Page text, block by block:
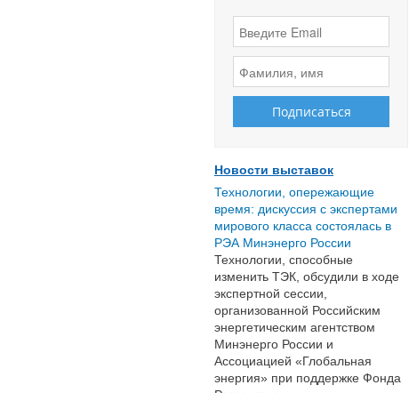
Новости выставок
Технологии, опережающие
время: дискуссия с экспертами
мирового класса состоялась в
РЭА Минэнерго России
Технологии, способные
изменить ТЭК, обсудили в ходе
экспертной сессии,
организованной Российским
энергетическим агентством
Минэнерго России и
Ассоциацией «Глобальная
энергия» при поддержке Фонда